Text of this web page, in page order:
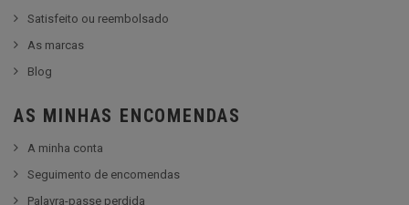
Satisfeito ou reembolsado
As marcas
Blog
AS MINHAS ENCOMENDAS
A minha conta
Seguimento de encomendas
Palavra-passe perdida